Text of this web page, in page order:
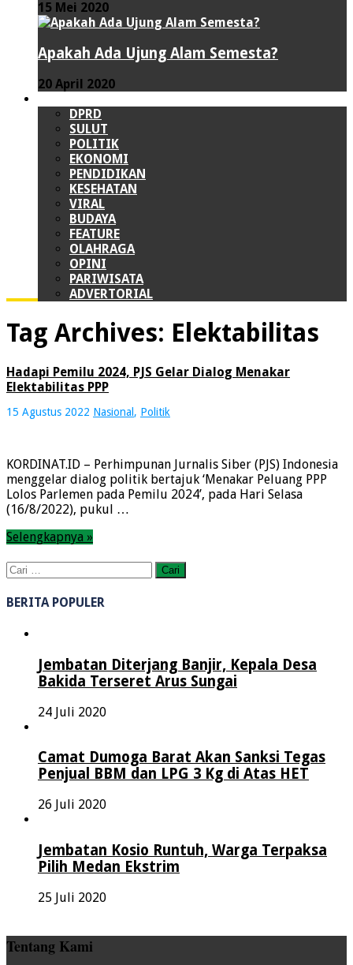
15 Mei 2020
Apakah Ada Ujung Alam Semesta?
20 April 2020
DPRD
SULUT
POLITIK
EKONOMI
PENDIDIKAN
KESEHATAN
VIRAL
BUDAYA
FEATURE
OLAHRAGA
OPINI
PARIWISATA
ADVERTORIAL
Tag Archives: Elektabilitas
Hadapi Pemilu 2024, PJS Gelar Dialog Menakar
Elektabilitas PPP
15 Agustus 2022 Nasional , Politik
KORDINAT.ID – Perhimpunan Jurnalis Siber (PJS) Indonesia
menggelar dialog politik bertajuk ‘Menakar Peluang PPP
Lolos Parlemen pada Pemilu 2024’, pada Hari Selasa
(16/8/2022), pukul …
Selengkapnya »
Cari
untuk:
BERITA POPULER
Jembatan Diterjang Banjir, Kepala Desa
Bakida Terseret Arus Sungai
24 Juli 2020
Camat Dumoga Barat Akan Sanksi Tegas
Penjual BBM dan LPG 3 Kg di Atas HET
26 Juli 2020
Jembatan Kosio Runtuh, Warga Terpaksa
Pilih Medan Ekstrim
25 Juli 2020
Tentang Kami